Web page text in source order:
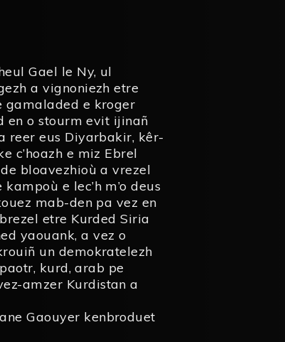
Gael le Ny, ul
a vignoniezh etre
gamaladed e kroger
en o stourm evit ijinañ
reer eus Diyarbakir, kêr-
c’hoazh e miz Ebrel
bloavezhioù a vrezel
e lec’h m’o deus
mab-den pa vez en
etre Kurded Siria
yaouank, a vez o
un demokratelezh
kurd, arab pe
amzer Kurdistan a
Gaouyer kenbroduet